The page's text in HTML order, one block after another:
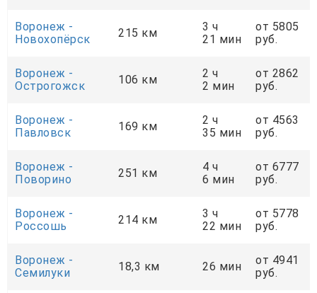
Воронеж -
Новохопёрск
215 км
3 ч
21 мин
от 5805
руб.
Воронеж -
Острогожск
106 км
2 ч
2 мин
от 2862
руб.
Воронеж -
Павловск
169 км
2 ч
35 мин
от 4563
руб.
Воронеж -
Поворино
251 км
4 ч
6 мин
от 6777
руб.
Воронеж -
Россошь
214 км
3 ч
22 мин
от 5778
руб.
Воронеж -
Семилуки
18,3 км 26 мин
от 4941
руб.